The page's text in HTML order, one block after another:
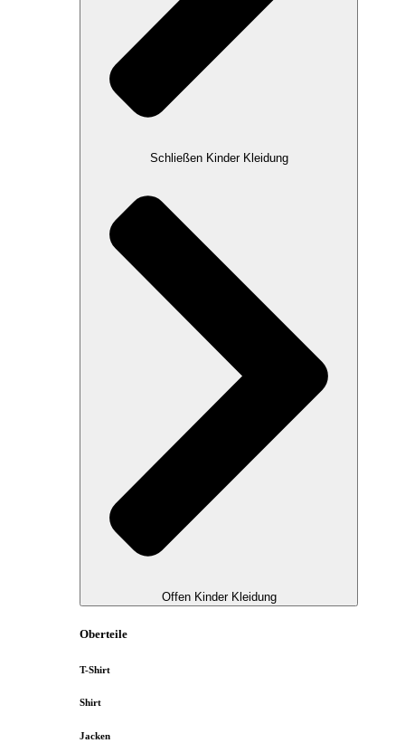
Schließen Kinder Kleidung
Offen Kinder Kleidung
Oberteile
T-Shirt
Shirt
Jacken